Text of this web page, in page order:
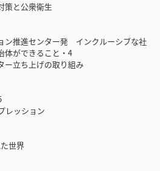
と公衆衛生
ン推進センター発 インクルーシブな社
体ができること・4
ー立ち上げの取り組み
レッション
世界